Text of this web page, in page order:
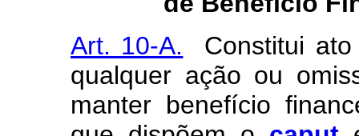
Art. 10-A. Constitui ato
qualquer ação ou
manter benefício